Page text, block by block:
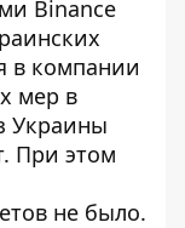
Binance
в компании
мер в
Украины
При этом
не было.